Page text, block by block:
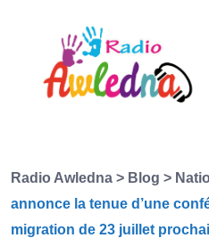
Radio Awledna > Blog >
annonce la tenue d’une
migration de 23 juillet